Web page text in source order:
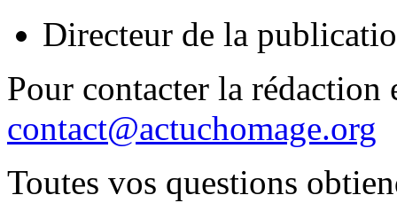
Directeur de la
Pour contacter la rédaction
contact@actuchomage.org
Toutes vos questions